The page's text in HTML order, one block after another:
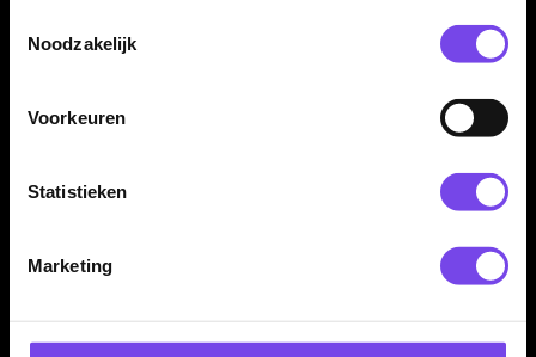
Noodzakelijk
Voorkeuren
Statistieken
Marketing
350m² fysieke dartwinkel
Gratis verzending vanaf €40